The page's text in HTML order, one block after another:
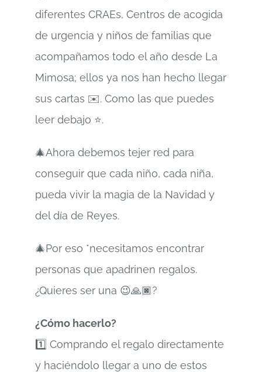
diferentes CRAEs, Centros de acogida
de urgencia y niños de familias que
acompañamos todo el año desde La
Mimosa; ellos ya nos han hecho llegar
sus cartas ✉️. Como las que puedes
leer debajo ⭐️.
🎄Ahora debemos tejer red para
conseguir que cada niño, cada niña,
pueda vivir la magia de la Navidad y
del día de Reyes.
🎄Por eso *necesitamos encontrar
personas que apadrinen regalos.
¿Quieres ser una 😉🙏🏿?
¿Cómo hacerlo?
1️⃣ Comprando el regalo directamente
y haciéndolo llegar a uno de estos